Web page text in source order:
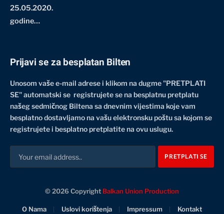
25.05.2020.
godine…
Prijavi se za besplatan Bilten
Unosom vaše e-mail adrese i klikom na dugme "PRETPLATI
SE" automatski se registrujete se na besplatnu pretplatu
našeg sedmičnog Biltena sa dnevnim vijestima koje vam
besplatno dostavljamo na vašu elektronsku poštu sa kojom se
registrujete i besplatno pretplatite na ovu uslugu.
© 2026 Copyright Balkan Union Production
O Nama Uslovi korištenja Impressum Kontakt